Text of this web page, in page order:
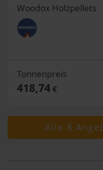
Woodox Holzpellets
Tonnenpreis
418,74€
Alle 8